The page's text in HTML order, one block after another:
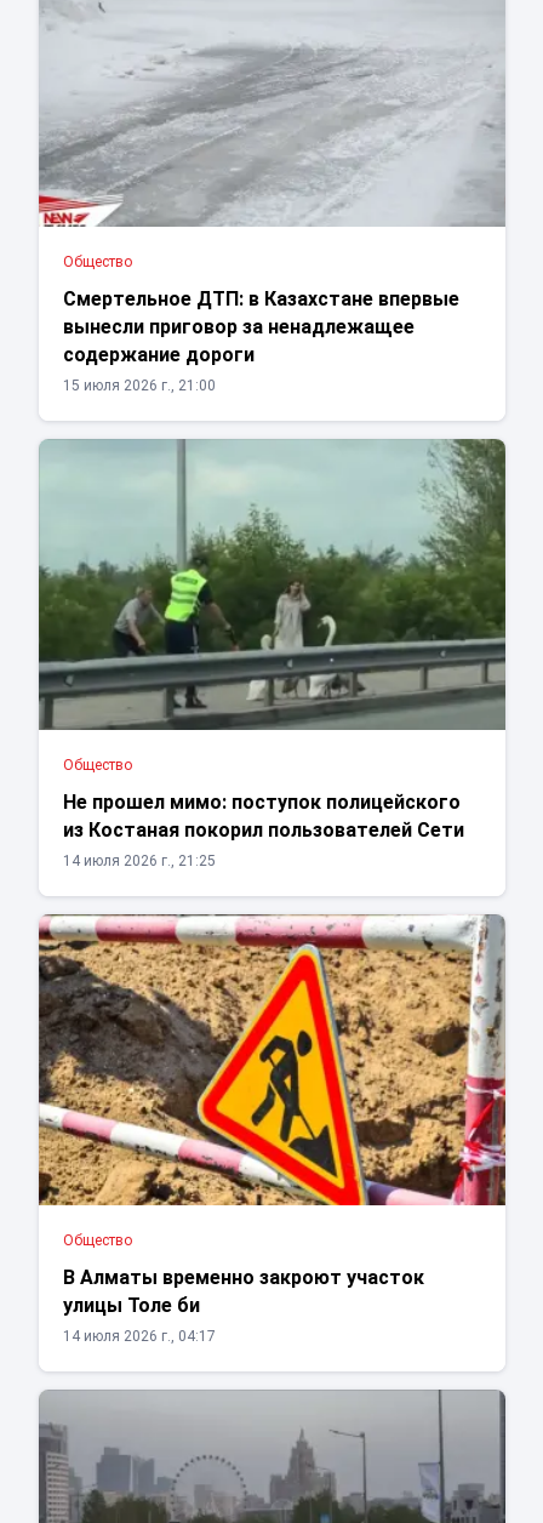
Общество
Смертельное ДТП: в Казахстане впервые
вынесли приговор за ненадлежащее
содержание дороги
15 июля 2026 г., 21:00
Общество
Не прошел мимо: поступок полицейского
из Костаная покорил пользователей Сети
14 июля 2026 г., 21:25
Общество
В Алматы временно закроют участок
улицы Толе би
14 июля 2026 г., 04:17